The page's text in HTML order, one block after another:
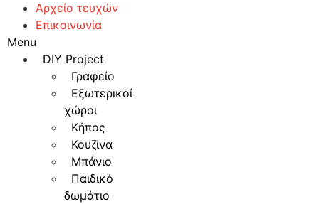
Αρχείο τευχών
Επικοινωνία
Menu
DIY Project
Γραφείο
Εξωτερικοί
χώροι
Κήπος
Κουζίνα
Μπάνιο
Παιδικό
δωμάτιο